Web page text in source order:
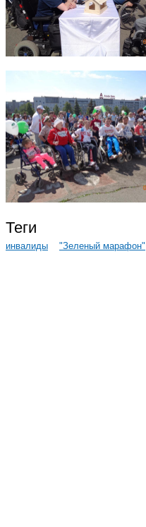
Теги
инвалиды "Зеленый марафон"